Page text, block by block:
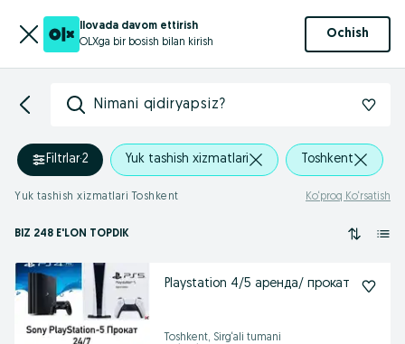
Ilovada davom ettirish
OLXga bir bosish bilan kirish
Ochish
Nimani qidiryapsiz?
Filtrlar·2 Yuk tashish xizmatlari Toshkent
Yuk tashish xizmatlari Toshkent Ko‘proq Ko‘rsatish
BIZ 248 E'LON TOPDIK
Playstation 4/5 аренда/ прокат
Toshkent, Sirg‘ali tumani